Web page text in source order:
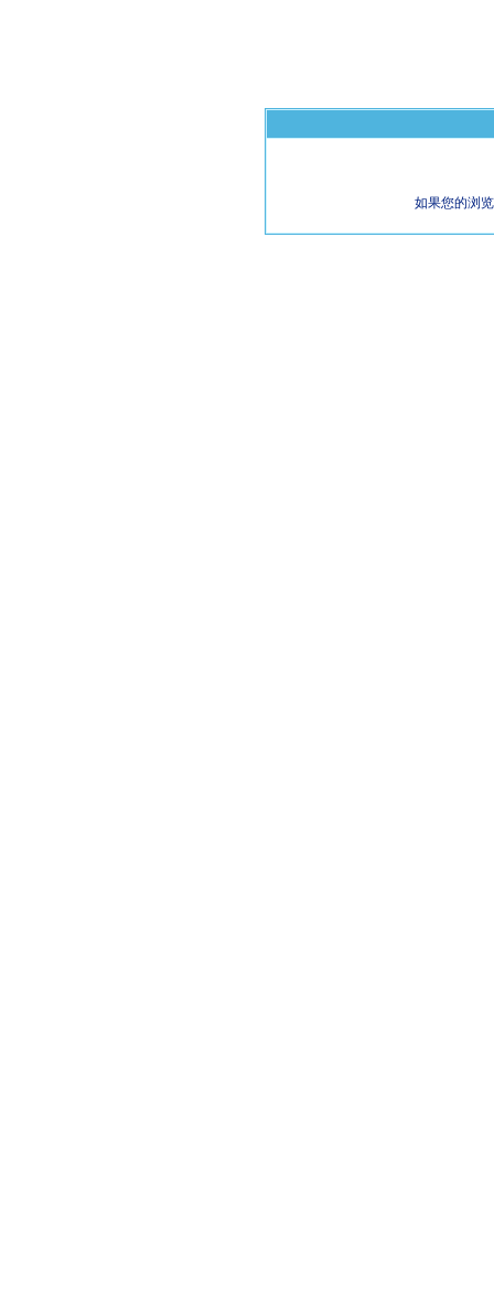
如果您的浏